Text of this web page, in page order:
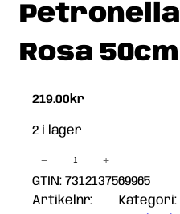
Petronella
Rosa 50cm
219.00kr
2 i lager
Regntäcke
Dogman
Petronella
− +
GTIN: 7312137569965
Artikelnr:
Kategori: